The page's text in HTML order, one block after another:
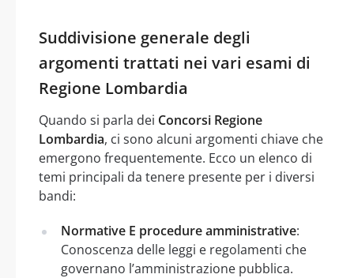
Suddivisione generale degli
argomenti trattati nei vari esami di
Regione Lombardia
Quando si parla dei Concorsi Regione
Lombardia, ci sono alcuni argomenti chiave che
emergono frequentemente. Ecco un elenco di
temi principali da tenere presente per i diversi
bandi:
Normative E procedure amministrative:
Conoscenza delle leggi e regolamenti che
governano l’amministrazione pubblica.